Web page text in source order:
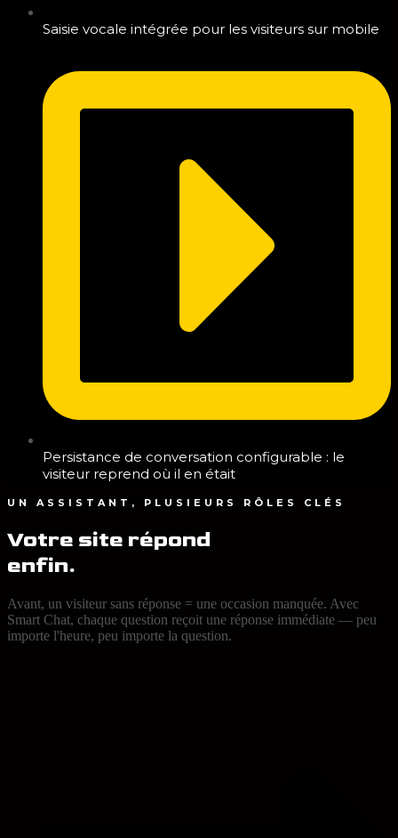
Saisie vocale intégrée pour les visiteurs sur mobile
Persistance de conversation configurable : le
visiteur reprend où il en était
UN ASSISTANT, PLUSIEURS RÔLES CLÉS
Votre site répond
enfin.
Avant, un visiteur sans réponse = une occasion manquée. Avec
Smart Chat, chaque question reçoit une réponse immédiate — peu
importe l'heure, peu importe la question.